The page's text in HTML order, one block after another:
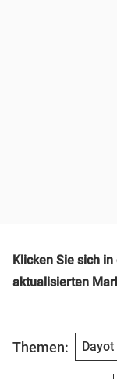
Klicken Sie sich
aktualisierten
Themen: